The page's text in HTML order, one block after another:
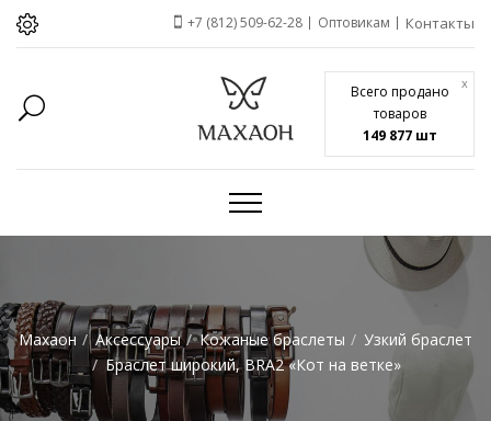
Всего продано
товаров
149 877 шт
x
+7 (812) 509-62-28 Оптовикам Контакты
Махаон Аксессуары Кожаные браслеты
Узкий браслет
Браслет широкий, BRA2 «Кот на ветке»